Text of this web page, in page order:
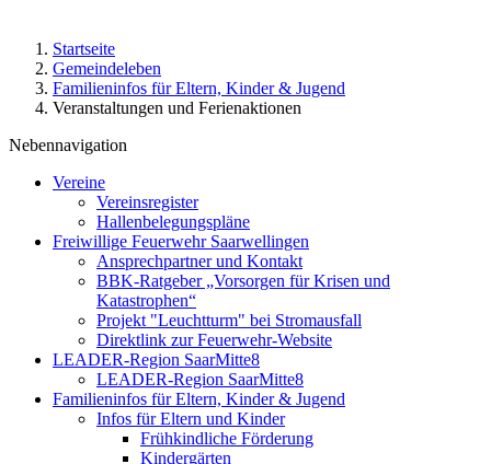
Startseite
Gemeindeleben
Familieninfos für Eltern, Kinder & Jugend
Veranstaltungen und Ferienaktionen
Nebennavigation
Vereine
Vereinsregister
Hallenbelegungspläne
Freiwillige Feuerwehr Saarwellingen
Ansprechpartner und Kontakt
BBK-Ratgeber „Vorsorgen für Krisen und
Katastrophen“
Projekt "Leuchtturm" bei Stromausfall
Direktlink zur Feuerwehr-Website
LEADER-Region SaarMitte8
LEADER-Region SaarMitte8
Familieninfos für Eltern, Kinder & Jugend
Infos für Eltern und Kinder
Frühkindliche Förderung
Kindergärten